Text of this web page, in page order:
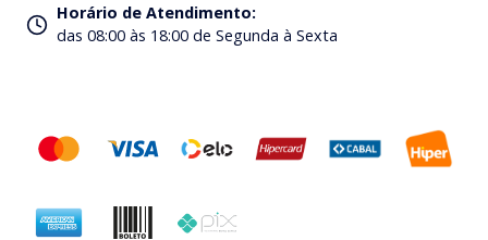
Horário de Atendimento:
das 08:00 às 18:00 de Segunda à Sexta